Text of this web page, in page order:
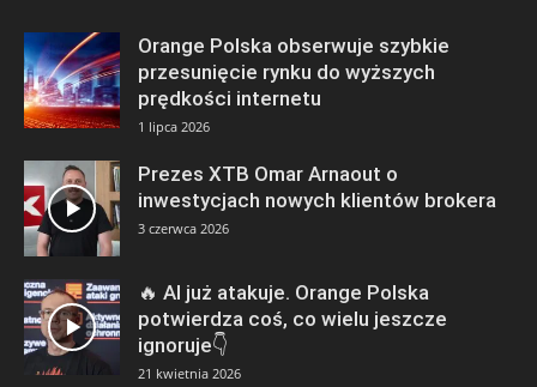
Orange Polska obserwuje szybkie
przesunięcie rynku do wyższych
prędkości internetu
1 lipca 2026
Prezes XTB Omar Arnaout o
inwestycjach nowych klientów brokera
3 czerwca 2026
🔥 AI już atakuje. Orange Polska
potwierdza coś, co wielu jeszcze
ignoruje👇
21 kwietnia 2026